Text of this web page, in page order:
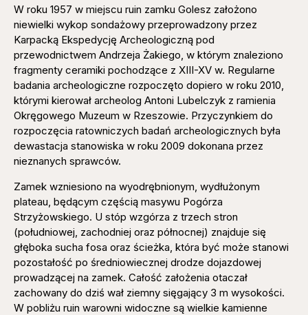
W roku 1957 w miejscu ruin zamku Golesz założono
niewielki wykop sondażowy przeprowadzony przez
Karpacką Ekspedycję Archeologiczną pod
przewodnictwem Andrzeja Żakiego, w którym znaleziono
fragmenty ceramiki pochodzące z XIII-XV w. Regularne
badania archeologiczne rozpoczęto dopiero w roku 2010,
którymi kierował archeolog Antoni Lubelczyk z ramienia
Okręgowego Muzeum w Rzeszowie. Przyczynkiem do
rozpoczęcia ratowniczych badań archeologicznych była
dewastacja stanowiska w roku 2009 dokonana przez
nieznanych sprawców.
Zamek wzniesiono na wyodrębnionym, wydłużonym
plateau, będącym częścią masywu Pogórza
Strzyżowskiego. U stóp wzgórza z trzech stron
(południowej, zachodniej oraz północnej) znajduje się
głęboka sucha fosa oraz ścieżka, która być może stanowi
pozostałość po średniowiecznej drodze dojazdowej
prowadzącej na zamek. Całość założenia otaczał
zachowany do dziś wał ziemny sięgający 3 m wysokości.
W pobliżu ruin warowni widoczne są wielkie kamienne